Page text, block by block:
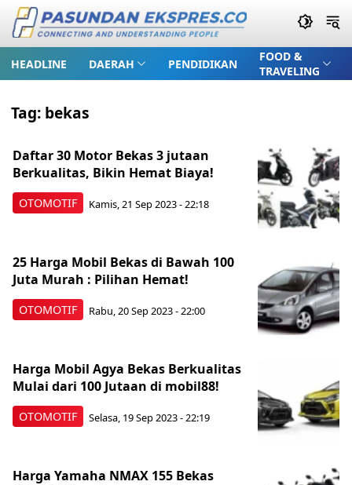
HEADLINE DAERAH PENDIDIKAN
FOOD &
TRAVELING
Tag: bekas
OTOMOTIF
Daftar 30 Motor Bekas 3 jutaan
Berkualitas, Bikin Hemat Biaya!
Kamis, 21 Sep 2023 - 22:18
OTOMOTIF
25 Harga Mobil Bekas di Bawah 100
Juta Murah : Pilihan Hemat!
Rabu, 20 Sep 2023 - 22:00
OTOMOTIF
Harga Mobil Agya Bekas Berkualitas
Mulai dari 100 Jutaan di mobil88!
Selasa, 19 Sep 2023 - 22:19
Harga Yamaha NMAX 155 Bekas